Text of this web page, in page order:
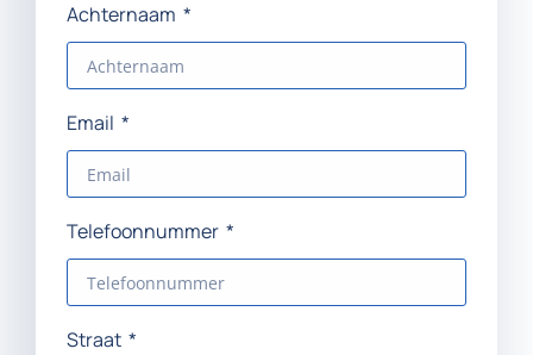
Achternaam
Email
Telefoonnummer
Straat